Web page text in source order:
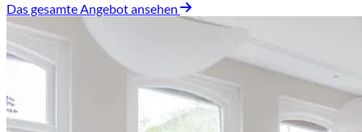
Das gesamte Angebot ansehen